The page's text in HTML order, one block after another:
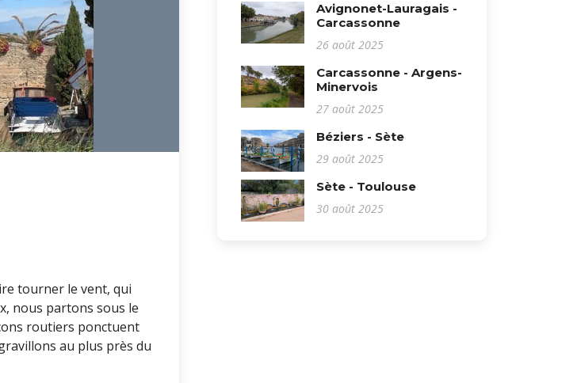
tourner le vent, qui
nous partons sous le
routiers ponctuent
au plus près du
Avignonet-Lauragais -
Carcassonne
26 août 2025
Carcassonne - Argens-
Minervois
27 août 2025
Béziers - Sète
29 août 2025
Sète - Toulouse
30 août 2025